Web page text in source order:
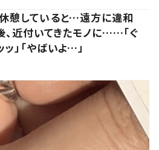
憩していると…遠方に違和
、近付いてきたモノに……「ぐ
ッ」「やばいよ…」